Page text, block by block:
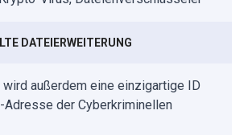
DATEIERWEITERUNG
außerdem eine einzigartige ID
Adresse der Cyberkriminellen